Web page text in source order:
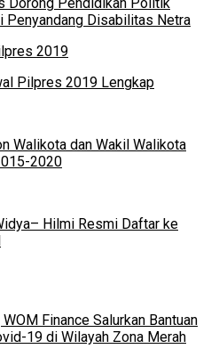
Dorong Pendidikan Politik
Penyandang Disabilitas Netra
Pilpres 2019 Lengkap
Walikota dan Wakil Walikota
2020
Hilmi Resmi Daftar ke
WOM Finance Salurkan Bantuan
19 di Wilayah Zona Merah